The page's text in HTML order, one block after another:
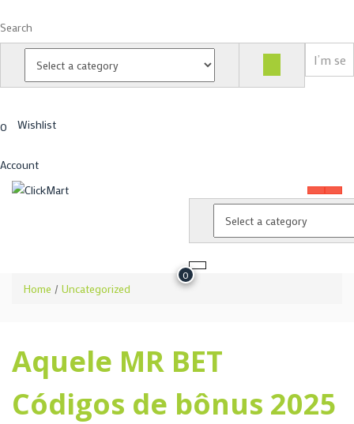
Search
0 Wishlist
Account
0
Home / Uncategorized
Aquele MR BET
Códigos de bônus 2025